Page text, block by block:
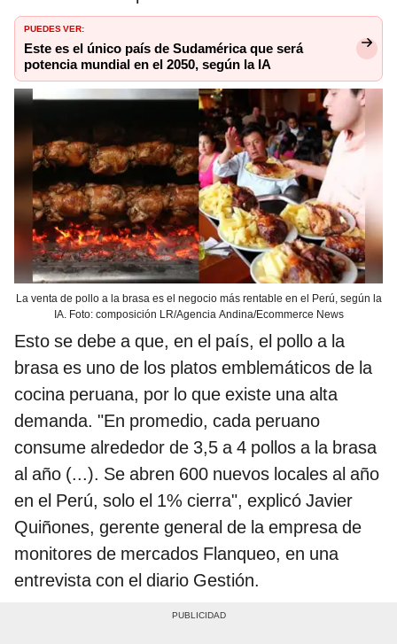
PUEDES VER:
Este es el único país de Sudamérica que será
potencia mundial en el 2050, según la IA
La venta de pollo a la brasa es el negocio más rentable en el Perú, según la
IA. Foto: composición LR/Agencia Andina/Ecommerce News
Esto se debe a que, en el país, el pollo a la
brasa es uno de los platos emblemáticos de la
cocina peruana, por lo que existe una alta
demanda. "En promedio, cada peruano
consume alrededor de 3,5 a 4 pollos a la brasa
al año (...). Se abren 600 nuevos locales al año
en el Perú, solo el 1% cierra", explicó Javier
Quiñones, gerente general de la empresa de
monitores de mercados Flanqueo, en una
entrevista con el diario Gestión.